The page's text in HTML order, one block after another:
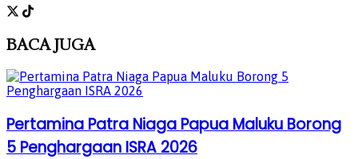
BACAJUGA
Pertamina Patra Niaga Papua Maluku Borong
5 Penghargaan ISRA 2026